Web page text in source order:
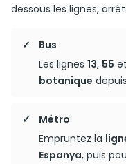
dessous les lignes,
Bus
Les lignes 13, 55 et
botanique depuis
Métro
Empruntez la
Espanya, puis